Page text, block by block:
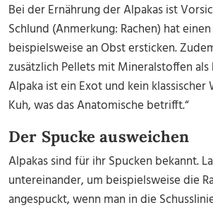
Bei der Ernährung der Alpakas ist
Schlund (Anmerkung: Rachen) hat
beispielsweise an Obst ersticken.
zusätzlich Pellets mit Mineralstoffen als
Alpaka ist ein Exot und kein
Kuh, was das Anatomische betrifft.“
Der Spucke ausweichen
Alpakas sind für ihr Spucken bekannt.
untereinander, um beispielsweise die
angespuckt, wenn man in die